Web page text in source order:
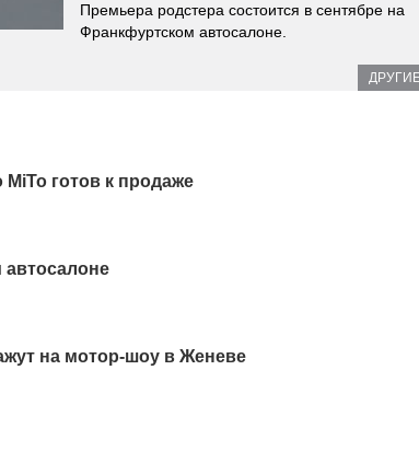
Премьера родстера состоится в сентябре на
Франкфуртском автосалоне.
готов к продаже
на мотор-шоу в Женеве